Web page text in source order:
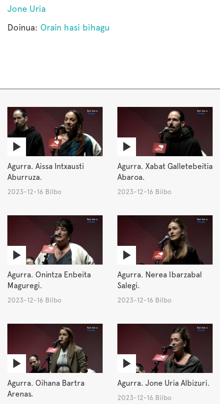
Jone Uria
Doinua: Orain hasi bihagu
Agurra. Aissa Intxausti
Aburruza.
2023-12-16 Bilbo
Agurra. Xabat Galletebeitia
Abaroa.
2023-12-16 Bilbo
Agurra. Onintza Enbeita
Maguregi.
2023-12-16 Bilbo
Agurra. Nerea Ibarzabal
Salegi.
2023-12-16 Bilbo
Agurra. Oihana Bartra
Arenas.
Agurra. Jone Uria Albizuri.
2023-12-16 Bilbo